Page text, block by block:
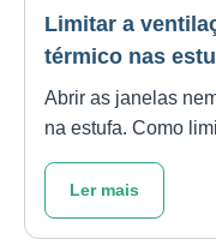
Limitar a
térmico nas
Abrir as janelas
na estufa. Como
Ler mais